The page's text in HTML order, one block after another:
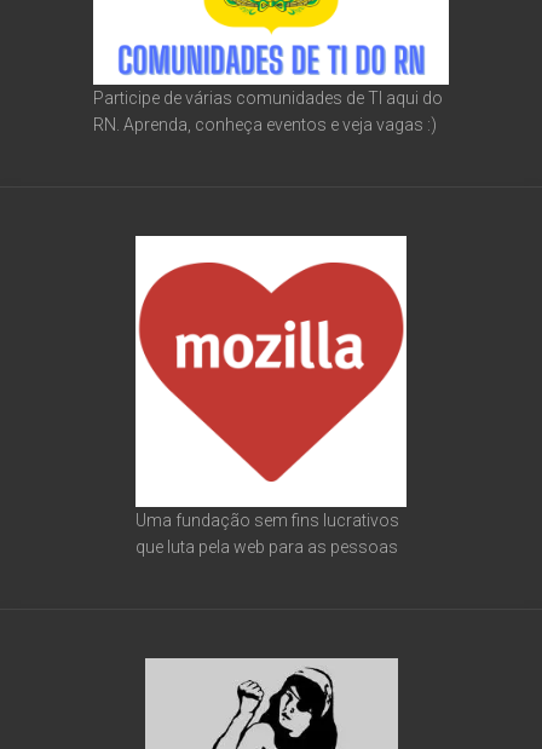
Participe de várias comunidades de TI aqui do
RN. Aprenda, conheça eventos e veja vagas :)
Uma fundação sem fins lucrativos
que luta pela web para as pessoas